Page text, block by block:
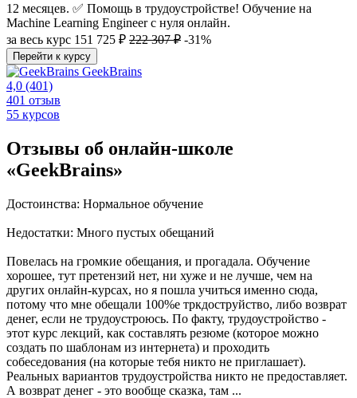
12 месяцев. ✅ Помощь в трудоустройстве! Обучение на
Machine Learning Engineer с нуля онлайн.
за весь курс 151 725 ₽ 222 307 ₽ -31%
Перейти к курсу
GeekBrains
4,0 (401)
401 отзыв
55 курсов
Отзывы об онлайн-школе
«GeekBrains»
Достоинства: Нормальное обучение
Недостатки: Много пустых обещаний
Повелась на громкие обещания, и прогадала. Обучение
хорошее, тут претензий нет, ни хуже и не лучше, чем на
других онлайн-курсах, но я пошла учиться именно сюда,
потому что мне обещали 100%е тркдоструйство, либо возврат
денег, если не трудоустроюсь. По факту, трудоустройство -
этот курс лекций, как составлять резюме (которое можно
создать по шаблонам из интернета) и проходить
собеседования (на которые тебя никто не приглашает).
Реальных вариантов трудоустройства никто не предоставляет.
А возврат денег - это вообще сказка, там ...